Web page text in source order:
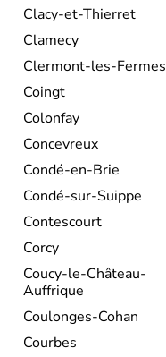
Clacy-et-Thierret
Clamecy
Clermont-les-Fermes
Coingt
Colonfay
Concevreux
Condé-en-Brie
Condé-sur-Suippe
Contescourt
Corcy
Coucy-le-Château-
Auffrique
Coulonges-Cohan
Courbes